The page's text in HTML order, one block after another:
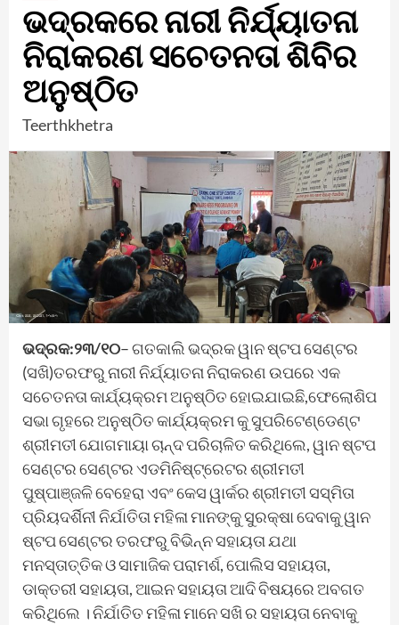
ଭଦ୍ରକରେ ନାରୀ ନିର୍ଯ୍ୟାତନା
ନିରାକରଣ ସଚେତନତା ଶିବିର
ଅନୁଷ୍ଠିତ
Teerthkhetra
ଭଦ୍ରକ:୨୩/୧୦– ଗତକାଲି ଭଦ୍ରକ ୱାନ ଷ୍ଟପ ସେଣ୍ଟର
(ସଖି)ତରଫରୁ ନାରୀ ନିର୍ଯ୍ୟାତନା ନିରାକରଣ ଉପରେ ଏକ
ସଚେତନତା କାର୍ଯ୍ୟକ୍ରମ ଅନୁଷ୍ଠିତ ହୋଇଯାଇଛି,ଫେଲୋଶିପ
ସଭା ଗୃହରେ ଅନୁଷ୍ଠିତ କାର୍ଯ୍ୟକ୍ରମ କୁ ସୁପରିଟେଣ୍ଡେଣ୍ଟ
ଶ୍ରୀମତୀ ଯୋଗମାୟା ଚାନ୍ଦ ପରିଚାଳିତ କରିଥିଲେ, ୱାନ ଷ୍ଟପ
ସେଣ୍ଟର ସେଣ୍ଟର ଏଡମିନିଷ୍ଟ୍ରେଟର ଶ୍ରୀମତୀ
ପୁଷ୍ପାଞ୍ଜଳି ବେହେରା ଏବଂ କେସ ୱାର୍କର ଶ୍ରୀମତୀ ସସ୍ମିତା
ପ୍ରିୟଦର୍ଶିନୀ ନିର୍ଯାତିତା ମହିଳା ମାନଙ୍କୁ ସୁରକ୍ଷା ଦେବାକୁ ୱାନ
ଷ୍ଟପ ସେଣ୍ଟର ତରଫରୁ ବିଭିନ୍ନ ସହାୟତା ଯଥା
ମନସ୍ତାତ୍ତିକ ଓ ସାମାଜିକ ପରାମର୍ଶ, ପୋଲିସ ସହାୟତା,
ଡାକ୍ତରୀ ସହାୟତା, ଆଇନ ସହାୟତା ଆଦି ବିଷୟରେ ଅବଗତ
କରିଥିଲେ । ନିର୍ଯାତିତ ମହିଳା ମାନେ ସଖି ର ସହାୟତା ନେବାକୁ